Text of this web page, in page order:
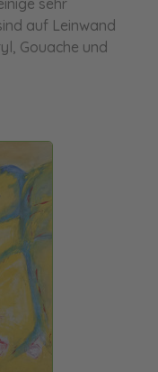
auf Leinwand
Gouache und